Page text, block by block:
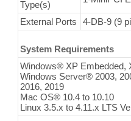
Type(s)
External Ports 4-DB-9 (9
System Requirements
Windows® XP Embedded,
Windows Server® 2003,
2016, 2019
Mac OS® 10.4 to 10.10
Linux 3.5.x to 4.11.x LTS